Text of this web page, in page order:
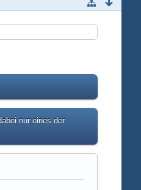
nur eines der